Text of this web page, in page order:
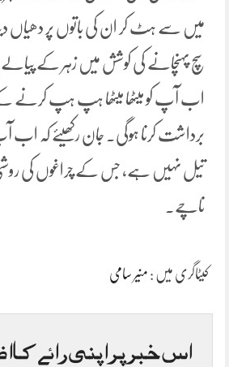
میں سے ہٹ کر ان کی باتوں پر دھیاں
سچ پہنچانے کی کوشش میں زہر کے
اب آپ کو میٹھا میٹھا ہپ ہپ کرنے کے
برداشت کرنا ہوگی۔ جان رکھیئے کہ
تیل نہیں ہے، جس کے چراغوں کی
ناچے۔
کیٹاگری میں : منیر سامی
اس خبر پر اپنی رائے کا